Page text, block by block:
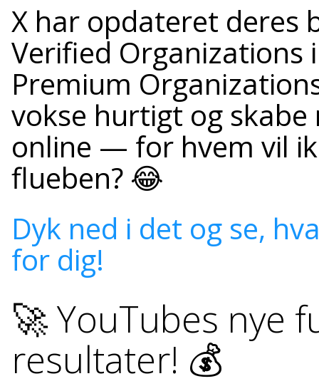
X har opdateret deres
Verified Organizations
Premium
vokse hurtigt og
online — for hvem vil
flueben? 😂
Dyk ned i det og se,
for dig!
🚀 YouTubes nye
resultater! 💰